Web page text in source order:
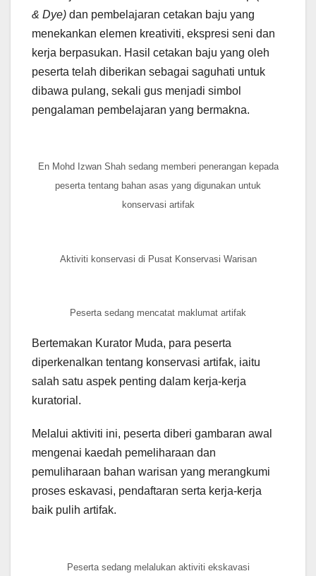
& Dye) dan pembelajaran cetakan baju yang
menekankan elemen kreativiti, ekspresi seni dan
kerja berpasukan. Hasil cetakan baju yang oleh
peserta telah diberikan sebagai saguhati untuk
dibawa pulang, sekali gus menjadi simbol
pengalaman pembelajaran yang bermakna.
En Mohd Izwan Shah sedang memberi penerangan kepada
peserta tentang bahan asas yang digunakan untuk
konservasi artifak
Aktiviti konservasi di Pusat Konservasi Warisan
Peserta sedang mencatat maklumat artifak
Bertemakan Kurator Muda, para peserta
diperkenalkan tentang konservasi artifak, iaitu
salah satu aspek penting dalam kerja-kerja
kuratorial.
Melalui aktiviti ini, peserta diberi gambaran awal
mengenai kaedah pemeliharaan dan
pemuliharaan bahan warisan yang merangkumi
proses eskavasi, pendaftaran serta kerja-kerja
baik pulih artifak.
Peserta sedang melalukan aktiviti ekskavasi